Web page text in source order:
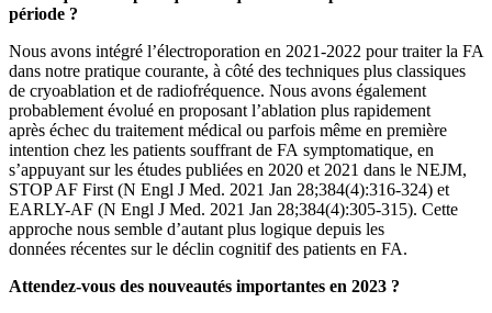
période ?
Nous avons intégré l’électroporation en 2021-2022 pour traiter la FA
dans notre pratique courante, à côté des techniques plus classiques
de cryoablation et de radiofréquence. Nous avons également
probablement évolué en proposant l’ablation plus rapidement
après échec du traitement médical ou parfois même en première
intention chez les patients souffrant de FA symptomatique, en
s’appuyant sur les études publiées en 2020 et 2021 dans le NEJM,
STOP AF First (N Engl J Med. 2021 Jan 28;384(4):316-324) et
EARLY-AF (N Engl J Med. 2021 Jan 28;384(4):305-315). Cette
approche nous semble d’autant plus logique depuis les
données récentes sur le déclin cognitif des patients en FA.
Attendez-vous des nouveautés importantes en 2023 ?